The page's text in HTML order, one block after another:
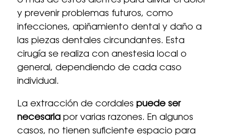
y prevenir problemas futuros, como
infecciones, apiñamiento dental y daño a
las piezas dentales circundantes. Esta
cirugía se realiza con anestesia local o
general, dependiendo de cada caso
individual.
La extracción de cordales puede ser
necesariapor varias razones. En algunos
casos, no tienen suficiente espacio para